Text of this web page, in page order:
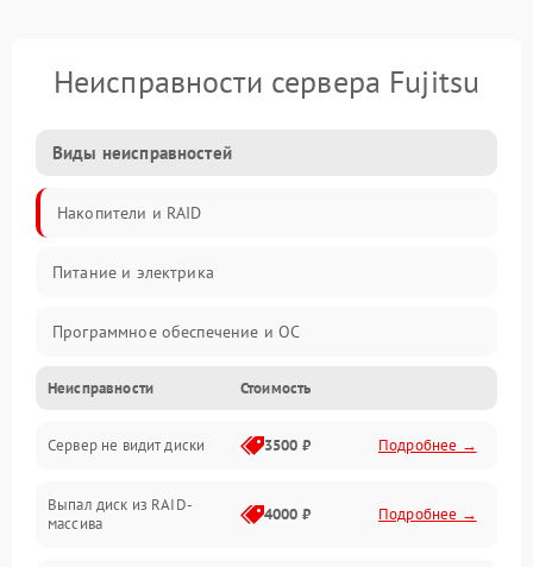
Неисправности сервера Fujitsu
Виды неисправностей
Накопители и RAID
Питание и электрика
Программное обеспечение и ОС
Охлаждение и температура
Материнская плата и процессор
Сеть и коммуникации
Неисправности Стоимость
Сервер не видит диски 3500 ₽ Подробнее →
Выпал диск из RAID-
массива
4000 ₽ Подробнее →